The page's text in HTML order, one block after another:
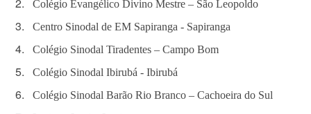
2. Colégio Evangélico Divino Mestre – São Leopoldo
3. Centro Sinodal de EM Sapiranga - Sapiranga
4. Colégio Sinodal Tiradentes – Campo Bom
5. Colégio Sinodal Ibirubá - Ibirubá
6. Colégio Sinodal Barão Rio Branco – Cachoeira do Sul